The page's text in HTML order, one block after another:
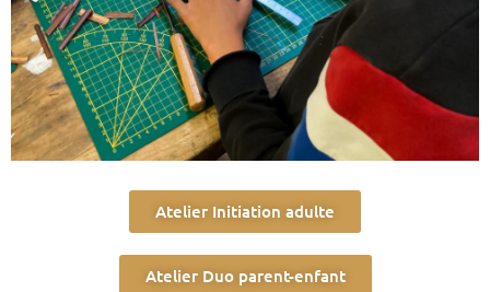
Atelier Initiation adulte
Atelier Duo parent-enfant